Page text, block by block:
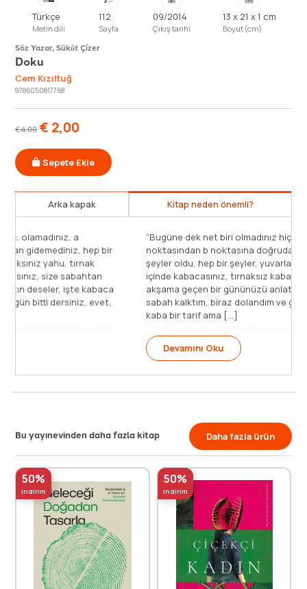
Türkçe
Metin dili
112
Sayfa
09/2014
Çıkış tarihi
13 x 21 x 1 cm
Boyut (cm)
Söz Yazar, Sükût Çi̇zer
Doku
Cem Kızıltuğ
9786050817768
€4,00 € 2,00
Sepete Ekle
Arka kapak Kitap neden önemli?
“Bugüne dek net biri olmadınız hiç, olamadınız, a
noktasından b noktasına doğrudan gidemediniz, hep bir
şeyler oldu, hep bir şeyler, yuvarlaksınız yahu, tırnak
içinde kabacasınız, tırnaksız kabasınız, size sabahtan
akşama geçen bir gününüzü anlatın deseler, işte kabaca
sabah kalktım, biraz dolandım ve gün bitti dersiniz, evet,
Bu yayınevinden daha fazla kitap Daha fazla ürün
50%
indirim
50%
indirim